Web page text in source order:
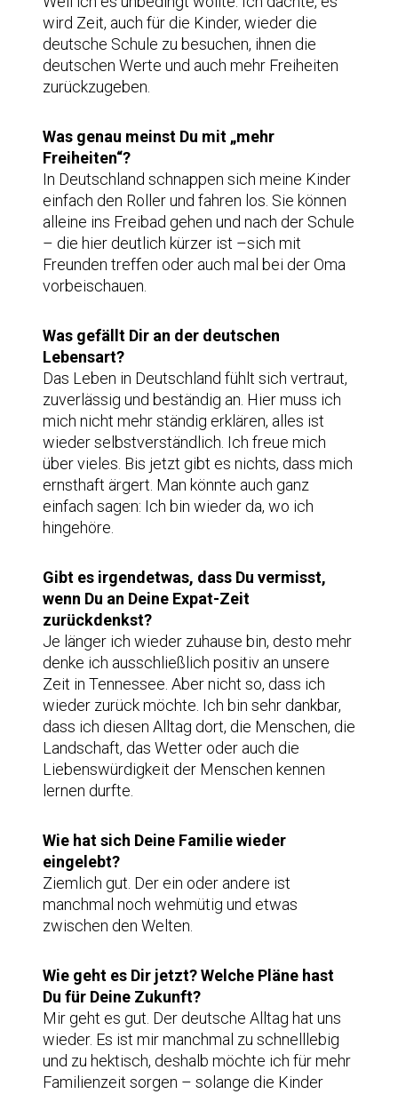
wird Zeit, auch für die Kinder, wieder die
deutsche Schule zu besuchen, ihnen die
deutschen Werte und auch mehr Freiheiten
zurückzugeben.
Was genau meinst Du mit „mehr
Freiheiten“?
In Deutschland schnappen sich meine Kinder
einfach den Roller und fahren los. Sie können
alleine ins Freibad gehen und nach der Schule
– die hier deutlich kürzer ist –sich mit
Freunden treffen oder auch mal bei der Oma
vorbeischauen.
Was gefällt Dir an der deutschen
Lebensart?
Das Leben in Deutschland fühlt sich vertraut,
zuverlässig und beständig an. Hier muss ich
mich nicht mehr ständig erklären, alles ist
wieder selbstverständlich. Ich freue mich
über vieles. Bis jetzt gibt es nichts, dass mich
ernsthaft ärgert. Man könnte auch ganz
einfach sagen: Ich bin wieder da, wo ich
hingehöre.
Gibt es irgendetwas, dass Du vermisst,
wenn Du an Deine Expat-Zeit
zurückdenkst?
Je länger ich wieder zuhause bin, desto mehr
denke ich ausschließlich positiv an unsere
Zeit in Tennessee. Aber nicht so, dass ich
wieder zurück möchte. Ich bin sehr dankbar,
dass ich diesen Alltag dort, die Menschen, die
Landschaft, das Wetter oder auch die
Liebenswürdigkeit der Menschen kennen
lernen durfte.
Wie hat sich Deine Familie wieder
eingelebt?
Ziemlich gut. Der ein oder andere ist
manchmal noch wehmütig und etwas
zwischen den Welten.
Wie geht es Dir jetzt? Welche Pläne hast
Du für Deine Zukunft?
Mir geht es gut. Der deutsche Alltag hat uns
wieder. Es ist mir manchmal zu schnelllebig
und zu hektisch, deshalb möchte ich für mehr
Familienzeit sorgen – solange die Kinder